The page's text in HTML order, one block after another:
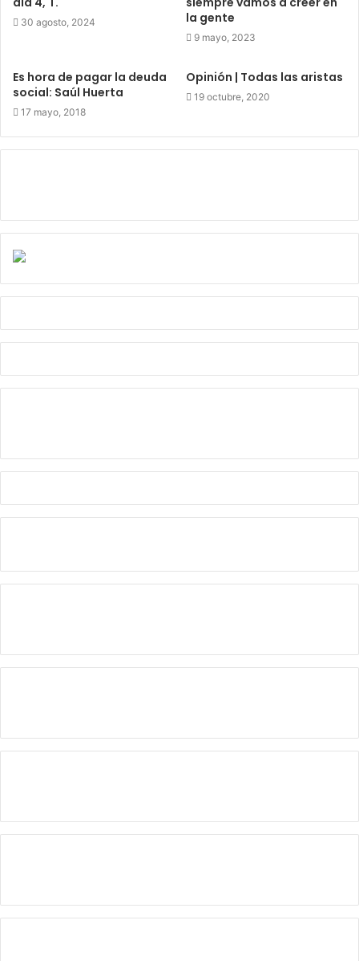
30 agosto, 2024
la gente
9 mayo, 2023
Es hora de pagar la deuda
social: Saúl Huerta
17 mayo, 2018
Opinión | Todas las aristas
19 octubre, 2020